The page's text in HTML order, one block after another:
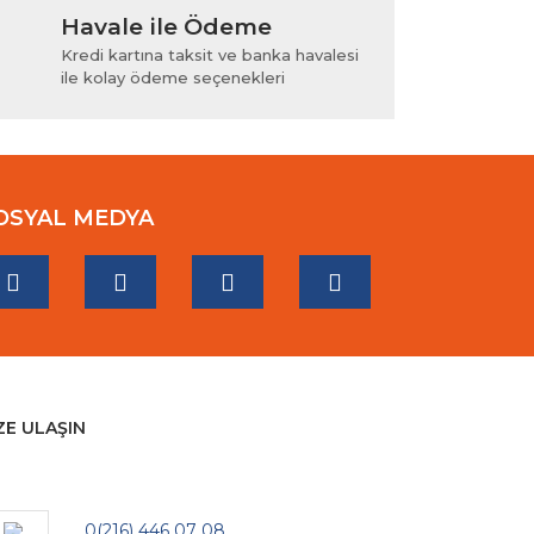
Havale ile Ödeme
Kredi kartına taksit ve banka havalesi
ile kolay ödeme seçenekleri
MEDYA
ULAŞIN